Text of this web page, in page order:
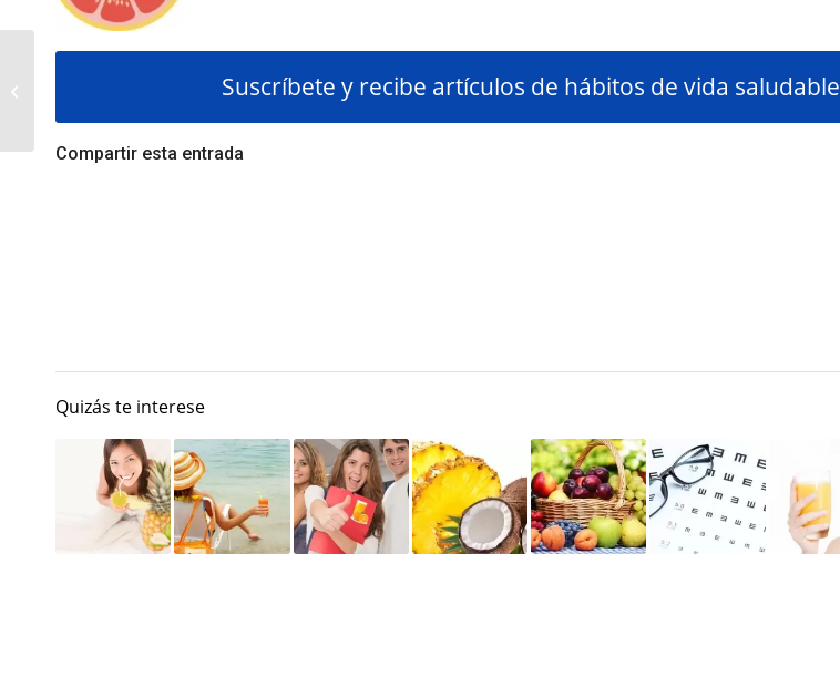
Suscríbete y recibe artículos de hábitos de vida saludable
Compartir esta entrada
Quizás te interese